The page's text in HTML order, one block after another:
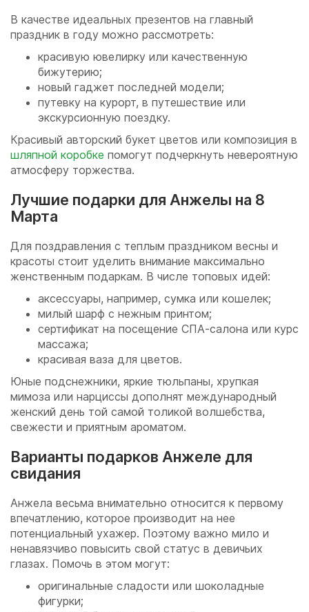
В качестве идеальных презентов на главный
праздник в году можно рассмотреть:
красивую ювелирку или качественную
бижутерию;
новый гаджет последней модели;
путевку на курорт, в путешествие или
экскурсионную поездку.
Красивый авторский букет цветов или композиция в
шляпной коробке помогут подчеркнуть невероятную
атмосферу торжества.
Лучшие подарки для Анжелы на 8
Марта
Для поздравления с теплым праздником весны и
красоты стоит уделить внимание максимально
женственным подаркам. В числе топовых идей:
аксессуары, например, сумка или кошелек;
милый шарф с нежным принтом;
сертификат на посещение СПА-салона или курс
массажа;
красивая ваза для цветов.
Юные подснежники, яркие тюльпаны, хрупкая
мимоза или нарциссы дополнят международный
женский день той самой толикой волшебства,
свежести и приятным ароматом.
Варианты подарков Анжеле для
свидания
Анжела весьма внимательно относится к первому
впечатлению, которое производит на нее
потенциальный ухажер. Поэтому важно мило и
ненавязчиво повысить свой статус в девичьих
глазах. Помочь в этом могут:
оригинальные сладости или шоколадные
фигурки;